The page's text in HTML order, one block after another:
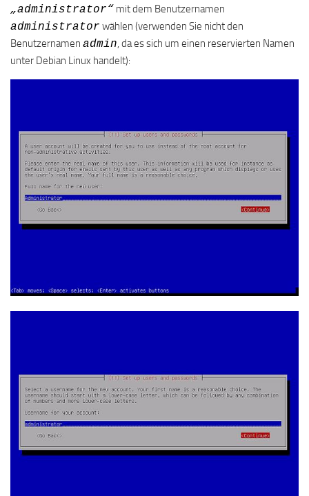
„administrator“ mit dem Benutzernamen
administrator wählen (verwenden Sie nicht den
Benutzernamen admin, da es sich um einen reservierten Namen
unter Debian Linux handelt):